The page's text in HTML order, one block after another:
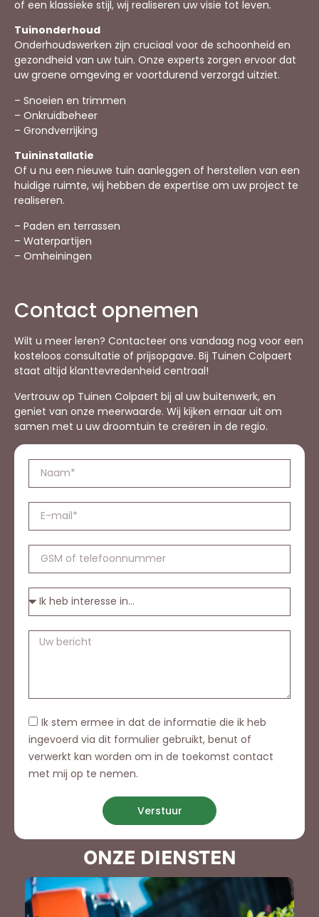
of een klassieke stijl, wij realiseren uw visie tot leven.
Tuinonderhoud
Onderhoudswerken zijn cruciaal voor de schoonheid en
gezondheid van uw tuin. Onze experts zorgen ervoor dat
uw groene omgeving er voortdurend verzorgd uitziet.
– Snoeien en trimmen
– Onkruidbeheer
– Grondverrijking
Tuininstallatie
Of u nu een nieuwe tuin aanleggen of herstellen van een
huidige ruimte, wij hebben de expertise om uw project te
realiseren.
– Paden en terrassen
– Waterpartijen
– Omheiningen
Contact opnemen
Wilt u meer leren? Contacteer ons vandaag nog voor een
kosteloos consultatie of prijsopgave. Bij Tuinen Colpaert
staat altijd klanttevredenheid centraal!
Vertrouw op Tuinen Colpaert bij al uw buitenwerk, en
geniet van onze meerwaarde. Wij kijken ernaar uit om
samen met u uw droomtuin te creëren in de regio.
Ik stem ermee in dat de informatie die ik heb
ingevoerd via dit formulier gebruikt, benut of
verwerkt kan worden om in de toekomst contact
met mij op te nemen.
Verstuur
ONZE DIENSTEN